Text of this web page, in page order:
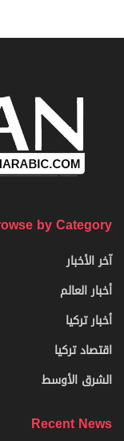
by Category
آخر الأخبار
أخبار العالم
أخبار تركيا
اقتصاد تركيا
الشرق الأوسط
Recent News